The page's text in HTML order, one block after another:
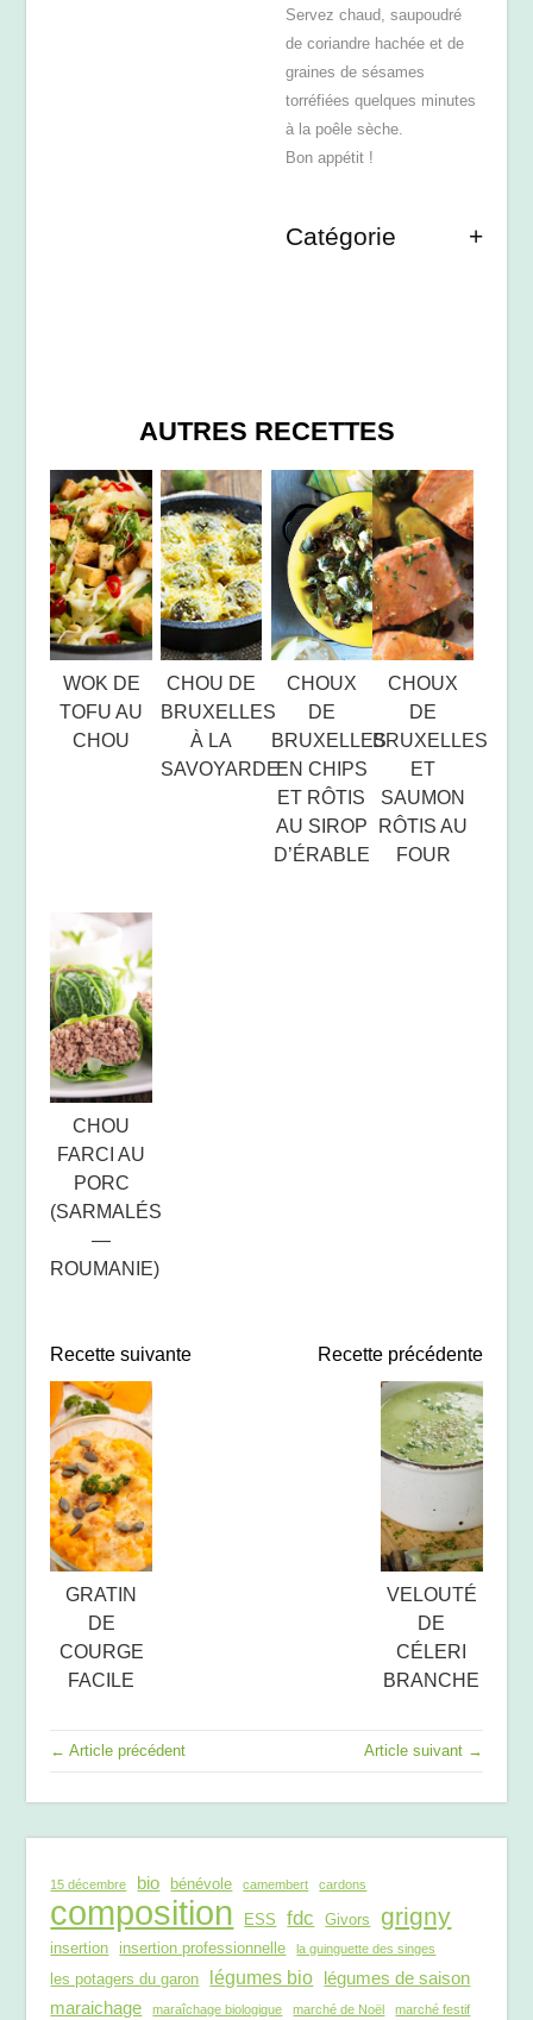
Servez chaud, saupoudré
de coriandre hachée et de
graines de sésames
torréfiées quelques minutes
à la poêle sèche.
Bon appétit !
Catégorie
AUTRES RECETTES
WOK DE
TOFU AU
CHOU
CHOU DE
BRUXELLES
À LA
SAVOYARDE
CHOUX
DE
BRUXELLES
EN CHIPS
ET RÔTIS
AU SIROP
D’ÉRABLE
CHOUX
DE
BRUXELLES
ET
SAUMON
RÔTIS AU
FOUR
CHOU
FARCI AU
PORC
(SARMALÉS
—
ROUMANIE)
Recette suivante
GRATIN
DE
COURGE
FACILE
Recette précédente
VELOUTÉ
DE
CÉLERI
BRANCHE
← Article précédent Article suivant →
15 décembre bio bénévole camembert cardons
composition ESS fdc Givors grigny
insertion insertion professionnelle la guinguette des singes
les potagers du garon légumes bio légumes de saison
maraichage
maraîchage biologique marché de Noël marché festif